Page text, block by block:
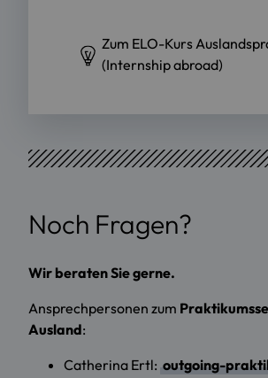
Zum ELO-Kurs
(Internship abroad)
Noch Fragen?
Wir beraten Sie gerne.
Ansprechpersonen zum
Ausland:
Catherina Ertl: outgoing-